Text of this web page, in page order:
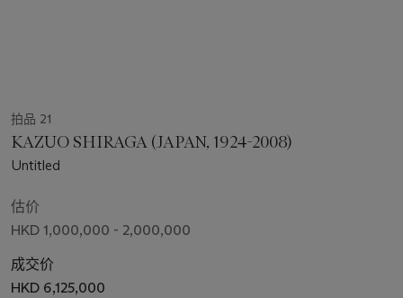
拍品 21
KAZUO SHIRAGA (JAPAN, 1924-2008)
Untitled
估价
HKD 1,000,000 - 2,000,000
成交价
HKD 6,125,000